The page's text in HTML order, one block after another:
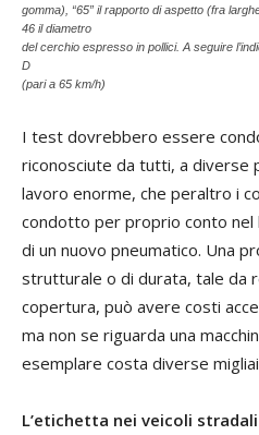
gomma), “65” il rapporto di aspetto (fra
46 il diametro
del cerchio espresso in pollici. A seguire
D
(pari a 65 km/h)
I test dovrebbero essere
riconosciute da tutti, a diverse
lavoro enorme, che peraltro i
condotto per proprio conto nel
di un nuovo pneumatico. Una
strutturale o di durata, tale da
copertura, può avere costi
ma non se riguarda una
esemplare costa diverse
L’etichetta nei veicoli stradali